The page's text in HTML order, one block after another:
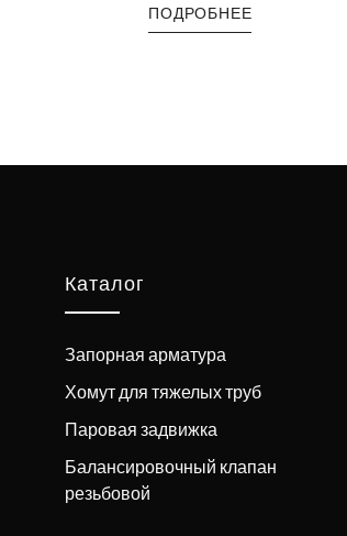
ПОДРОБНЕЕ
Каталог
Запорная арматура
Хомут для тяжелых труб
Паровая задвижка
Балансировочный клапан
резьбовой